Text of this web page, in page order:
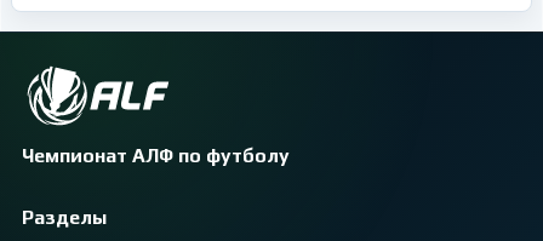
Чемпионат АЛФ по футболу
Разделы